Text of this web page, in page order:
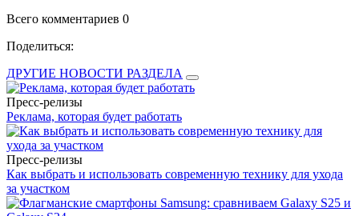
Всего комментариев 0
Поделиться:
ДРУГИЕ НОВОСТИ РАЗДЕЛА
Пресс-релизы
Реклама, которая будет работать
Пресс-релизы
Как выбрать и использовать современную технику для ухода
за участком